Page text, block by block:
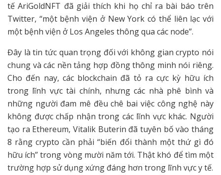
tế AriGoldNFT đã giải thích khi họ chỉ ra bài báo trên
Twitter, “một bệnh viện ở New York có thể liên lạc với
một bệnh viện ở Los Angeles thông qua các node”.
Đây là tin tức quan trọng đối với không gian crypto nói
chung và các nền tảng hợp đồng thông minh nói riêng.
Cho đến nay, các blockchain đã tỏ ra cực kỳ hữu ích
trong lĩnh vực tài chính, nhưng các nhà phê bình và
những người đam mê đều chê bai việc công nghệ này
không được chấp nhận trong các lĩnh vực khác. Người
tạo ra Ethereum, Vitalik Buterin đã tuyên bố vào tháng
8 rằng crypto cần phải “biến đổi thành một thứ gì đó
hữu ích” trong vòng mười năm tới. Thật khó để tìm một
trường hợp sử dụng xứng đáng hơn trong lĩnh vực y tế.